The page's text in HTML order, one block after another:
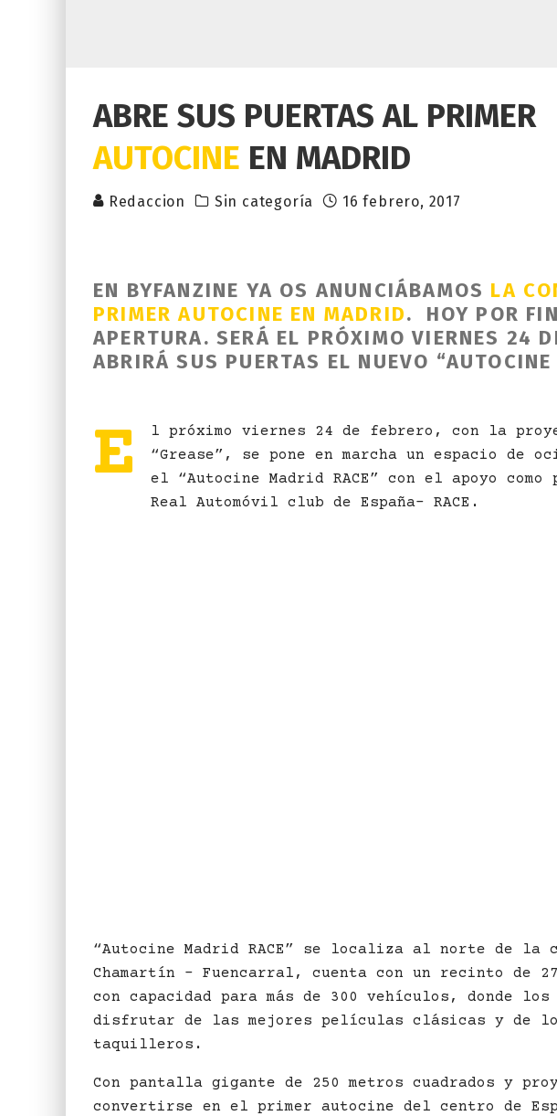
ABRE SUS PUERTAS AL PRIMER
AUTOCINE EN MADRID
Redaccion Sin categoría 16 febrero, 2017
EN BYFANZINE YA OS ANUNCIÁBAMOS LA
PRIMER AUTOCINE EN MADRID. HOY POR
APERTURA. SERÁ EL PRÓXIMO VIERNES 24
ABRIRÁ SUS PUERTAS EL NUEVO
E
l próximo viernes 24 de febrero, con la
“Grease”, se pone en marcha un espacio de
el “Autocine Madrid RACE” con el apoyo
Real Automóvil club de España- RACE.
“Autocine Madrid RACE” se localiza al norte de
Chamartín – Fuencarral, cuenta con un recinto de
con capacidad para más de 300 vehículos, donde los
disfrutar de las mejores películas clásicas y de
taquilleros.
Con pantalla gigante de 250 metros cuadrados y
convertirse en el primer autocine del centro de